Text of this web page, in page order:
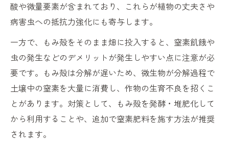
虫対策も考えたもみ殻の使い道とは
もみ殻を畑に使う際の防虫ポイント
もみ殻の使い道と虫発生リスク回避術
もみ殻堆肥化で虫トラブルを防ぐ秘訣
もみ殻肥料を安全に使うための注意点
失敗しないもみ殻の投入時期とまく量
酸や微量要素が含まれており、これらが植物の丈夫さや
病害虫への抵抗力強化にも寄与します。
一方で、もみ殻をそのまま畑に投入すると、窒素飢餓や
虫の発生などのデメリットが発生しやすい点に注意が必
要です。もみ殻は分解が遅いため、微生物が分解過程で
土壌中の窒素を大量に消費し、作物の生育不良を招くこ
とがあります。対策として、もみ殻を発酵・堆肥化して
から利用することや、追加で窒素肥料を施す方法が推奨
されます。